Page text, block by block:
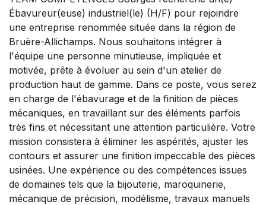
Ébavureur(euse) industriel(le) (H/F) pour rejoindre
une entreprise renommée située dans la région de
Bruère-Allichamps. Nous souhaitons intégrer à
l'équipe une personne minutieuse, impliquée et
motivée, prête à évoluer au sein d'un atelier de
production haut de gamme. Dans ce poste, vous serez
en charge de l'ébavurage et de la finition de pièces
mécaniques, en travaillant sur des éléments parfois
très fins et nécessitant une attention particulière. Votre
mission consistera à éliminer les aspérités, ajuster les
contours et assurer une finition impeccable des pièces
usinées. Une expérience ou des compétences issues
de domaines tels que la bijouterie, maroquinerie,
mécanique de précision, modélisme, travaux manuels